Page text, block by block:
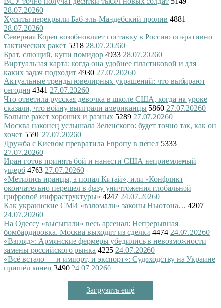
28.07.20260
Хуситы перекрыли Баб-эль-Мандебский пролив 4881
28.07.20260
Северная Корея возобновляет поставку в Россию оперативно-
тактических ракет 5218 28.07.20260
Брат, слющий, купи помидор 4933 28.07.20260
Виртуальная карта: когда она удобнее пластиковой и для
каких задач подходит 4930 27.07.20260
Актуальные тренды ювелирных украшений: что выбирают
сегодня 4341 27.07.20260
Что ответила русская девочка в школе США, когда на уроке
сказали, что войну выиграли американцы 5860 27.07.20260
Больше ракет хороших и разных 5289 27.07.20260
Москва наконец услышала Зеленского: будет точно так, как он
хочет 5591 27.07.20260
Дружба с Киевом превратила Европу в пепел 5333
27.07.20260
Иран готов принять бой и нанести США неприемлемый
ущерб 4763 27.07.20260
«Метились иранцы, а попал Китай», или «Конфликт
окончательно перешел в фазу уничтожения глобальной
цифровой инфраструктуры» 4247 24.07.20260
Как украинские СМИ «взломали» законы Ньютона… 4207
24.07.20260
На Одессу «высыпали» весь арсенал: Непрерывная
бомбардировка. Москва выходит из сделки 4474 24.07.20260
«Взгляд»: Армянские фермеры убедились в невозможности
замены российского рынка 4225 24.07.20260
«Всё встало — и импорт, и экспорт»: Судоходству на Украине
пришёл конец 3490 24.07.20260
Загрузить ещё